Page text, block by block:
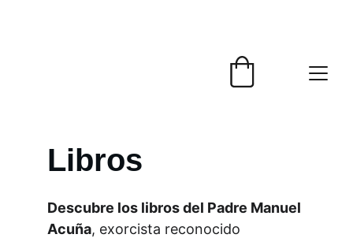
Libros
Descubre los libros del Padre Manuel
Acuña, exorcista reconocido